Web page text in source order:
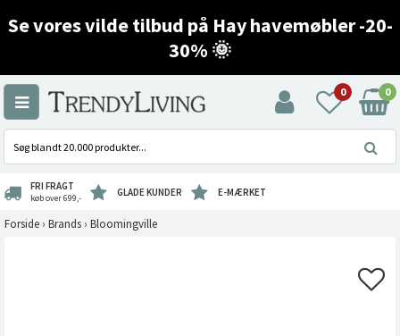
Se vores vilde tilbud på Hay havemøbler -20-
30% 🌞
0 0
FRI FRAGT
køb over 699,- GLADE KUNDER E-MÆRKET
Forside › Brands › Bloomingville